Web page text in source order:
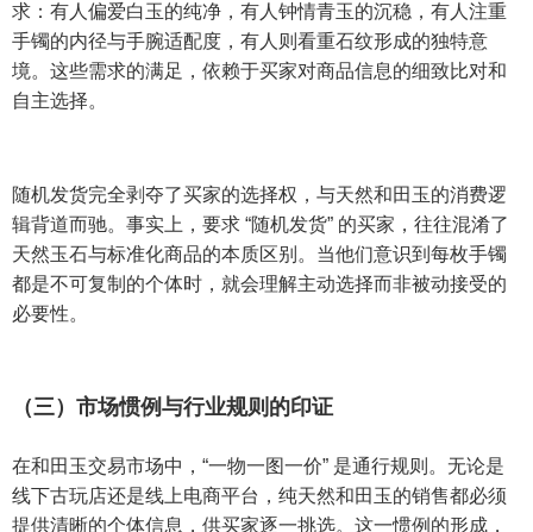
求：有人偏爱白玉的纯净，有人钟情青玉的沉稳，有人注重
手镯的内径与手腕适配度，有人则看重石纹形成的独特意
境。这些需求的满足，依赖于买家对商品信息的细致比对和
自主选择。
随机发货完全剥夺了买家的选择权，与天然和田玉的消费逻
辑背道而驰。事实上，要求 “随机发货” 的买家，往往混淆了
天然玉石与标准化商品的本质区别。当他们意识到每枚手镯
都是不可复制的个体时，就会理解主动选择而非被动接受的
必要性。
（三）市场惯例与行业规则的印证
在和田玉交易市场中，“一物一图一价” 是通行规则。无论是
线下古玩店还是线上电商平台，纯天然和田玉的销售都必须
提供清晰的个体信息，供买家逐一挑选。这一惯例的形成，